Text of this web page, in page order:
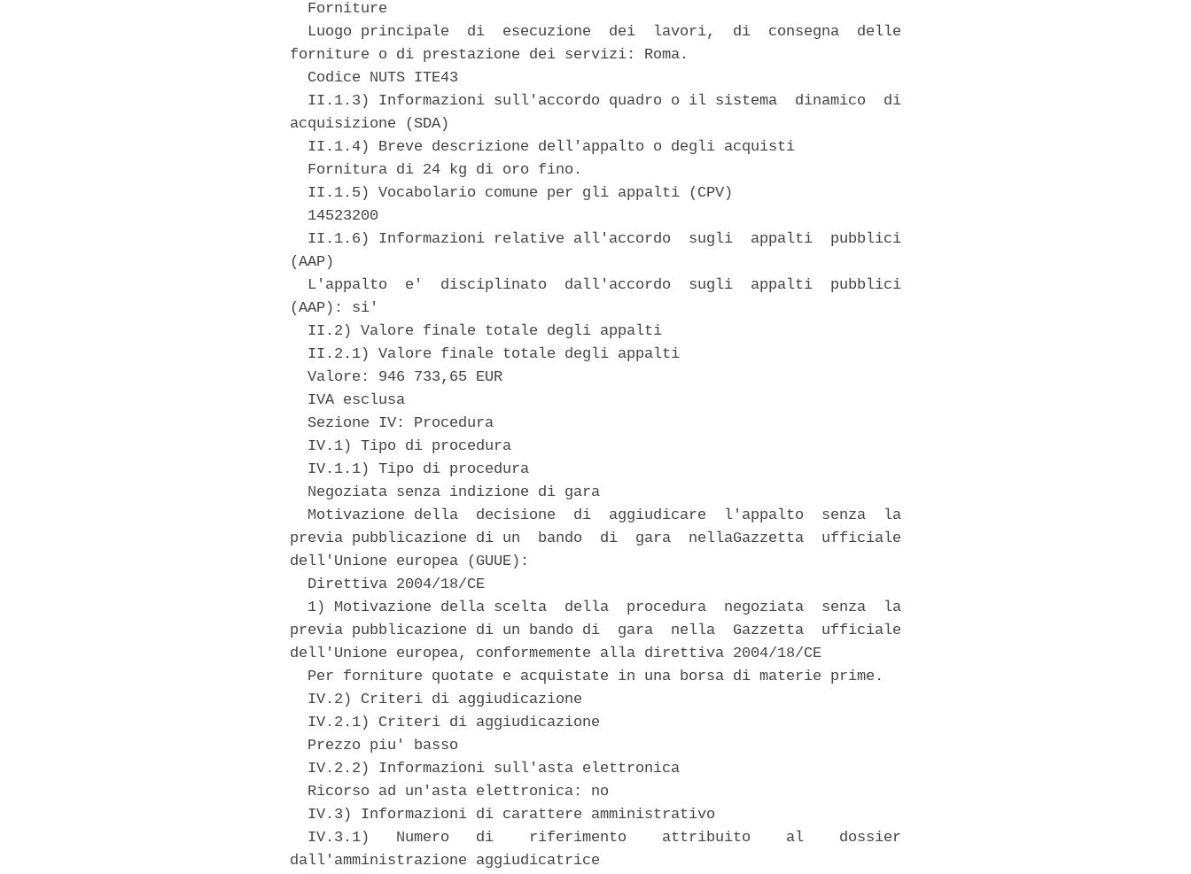
  Forniture
  Luogo principale  di  esecuzione  dei  lavori,  di  consegna  delle
forniture o di prestazione dei servizi: Roma.
  Codice NUTS ITE43
  II.1.3) Informazioni sull'accordo quadro o il sistema  dinamico  di
acquisizione (SDA)
  II.1.4) Breve descrizione dell'appalto o degli acquisti
  Fornitura di 24 kg di oro fino.
  II.1.5) Vocabolario comune per gli appalti (CPV)
  14523200
  II.1.6) Informazioni relative all'accordo  sugli  appalti  pubblici
(AAP)
  L'appalto  e'  disciplinato  dall'accordo  sugli  appalti  pubblici
(AAP): si'
  II.2) Valore finale totale degli appalti
  II.2.1) Valore finale totale degli appalti
  Valore: 946 733,65 EUR
  IVA esclusa
  Sezione IV: Procedura
  IV.1) Tipo di procedura
  IV.1.1) Tipo di procedura
  Negoziata senza indizione di gara
  Motivazione della  decisione  di  aggiudicare  l'appalto  senza  la
previa pubblicazione di un  bando  di  gara  nellaGazzetta  ufficiale
dell'Unione europea (GUUE):
  Direttiva 2004/18/CE
  1) Motivazione della scelta  della  procedura  negoziata  senza  la
previa pubblicazione di un bando di  gara  nella  Gazzetta  ufficiale
dell'Unione europea, conformemente alla direttiva 2004/18/CE
  Per forniture quotate e acquistate in una borsa di materie prime.
  IV.2) Criteri di aggiudicazione
  IV.2.1) Criteri di aggiudicazione
  Prezzo piu' basso
  IV.2.2) Informazioni sull'asta elettronica
  Ricorso ad un'asta elettronica: no
  IV.3) Informazioni di carattere amministrativo
  IV.3.1)   Numero   di    riferimento    attribuito    al    dossier
dall'amministrazione aggiudicatrice